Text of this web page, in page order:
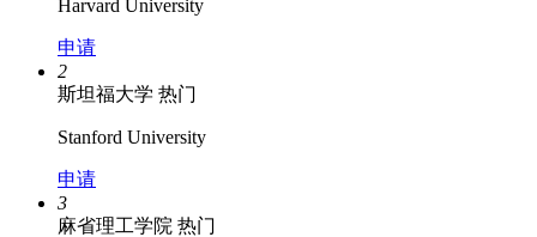
Harvard University
申请
2
斯坦福大学 热门
Stanford University
申请
3
麻省理工学院 热门